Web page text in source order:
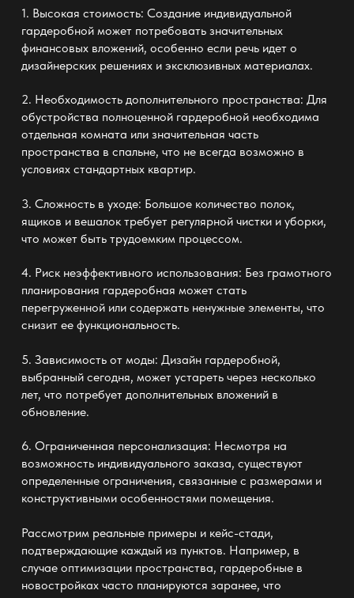
1. Высокая стоимость: Создание индивидуальной
гардеробнойможет потребовать значительных
финансовых вложений, особенно если речь идет о
дизайнерских решениях и эксклюзивных материалах.
2. Необходимость дополнительного пространства: Для
обустройства полноценной гардеробнойнеобходима
отдельная комната или значительная часть
пространства в спальне, что не всегда возможно в
условиях стандартных квартир.
3. Сложность в уходе: Большое количество полок,
ящиков и вешалок требует регулярной чистки и уборки,
что может быть трудоемким процессом.
4. Риск неэффективного использования: Без грамотного
планирования гардеробная может стать
перегруженной или содержать ненужные элементы, что
снизит ее функциональность.
5. Зависимость от моды: Дизайн гардеробной,
выбранный сегодня, может устареть через несколько
лет, что потребует дополнительных вложений в
обновление.
6. Ограниченная персонализация: Несмотря на
возможность индивидуального заказа, существуют
определенные ограничения, связанные с размерами и
конструктивными особенностями помещения.
Рассмотрим реальные примеры и кейс-стади,
подтверждающие каждый из пунктов. Например, в
случае оптимизации пространства, гардеробныев
новостройках часто планируются заранее, что